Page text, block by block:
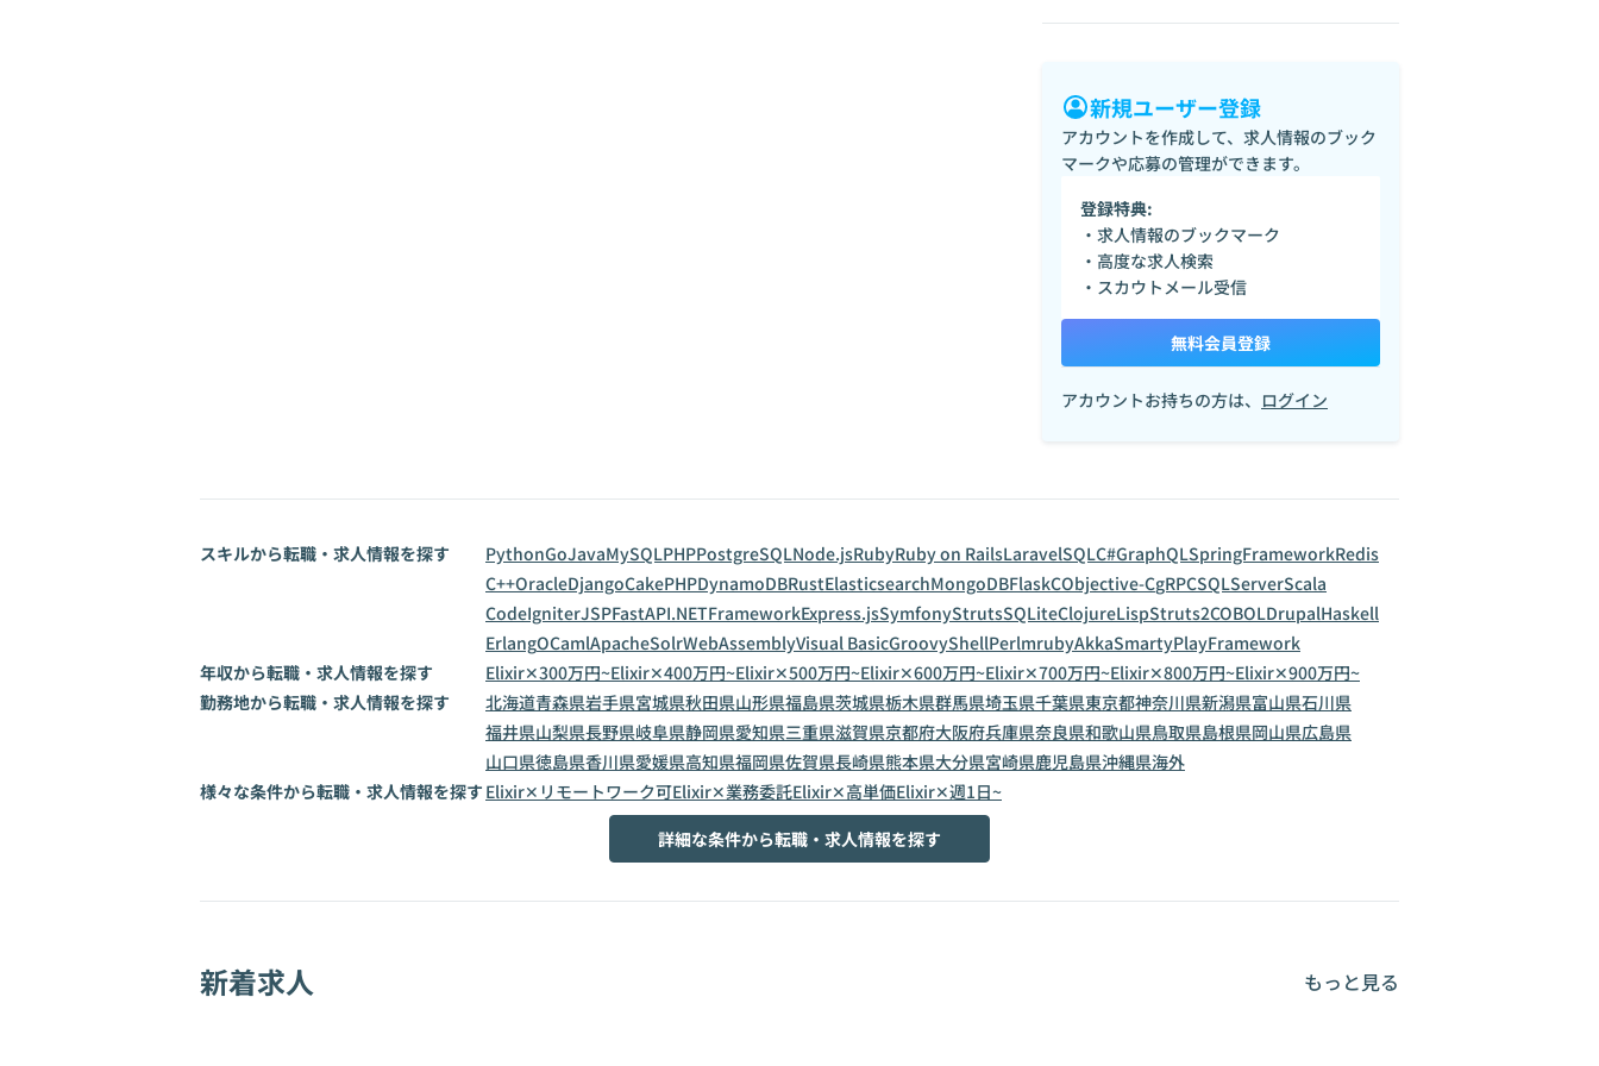
新規ユーザー登録
アカウントを作成して、求人情報のブック
マークや応募の管理ができます。
登録特典:
・求人情報のブックマーク
・高度な求人検索
・スカウトメール受信
無料会員登録
アカウントお持ちの方は、 ログイン
スキルから転職・求人情報を探す PythonGoJavaMySQLPHPPostgreSQLNode.jsRubyRuby on RailsLaravelSQLC#GraphQLSpringFrameworkRedis
C++OracleDjangoCakePHPDynamoDBRustElasticsearchMongoDBFlaskCObjective-CgRPCSQLServerScala
CodeIgniterJSPFastAPI.NETFrameworkExpress.jsSymfonyStrutsSQLiteClojureLispStruts2COBOLDrupalHaskell
ErlangOCamlApacheSolrWebAssemblyVisual BasicGroovyShellPerlmrubyAkkaSmartyPlayFramework
年収から転職・求人情報を探す
Elixir✕300万円~Elixir✕400万円~Elixir✕500万円~Elixir✕600万円~Elixir✕700万円~Elixir✕800万円~Elixir✕900万円~
勤務地から転職・求人情報を探す
北海道青森県岩手県宮城県秋田県山形県福島県茨城県栃木県群馬県埼玉県千葉県東京都神奈川県新潟県富山県石川県
福井県山梨県長野県岐阜県静岡県愛知県三重県滋賀県京都府大阪府兵庫県奈良県和歌山県鳥取県島根県岡山県広島県
山口県徳島県香川県愛媛県高知県福岡県佐賀県長崎県熊本県大分県宮崎県鹿児島県沖縄県海外
様々な条件から転職・求人情報を探す Elixir✕リモートワーク可Elixir✕業務委託Elixir✕高単価Elixir✕週1日~
詳細な条件から転職・求人情報を探す
新着求人 もっと見る